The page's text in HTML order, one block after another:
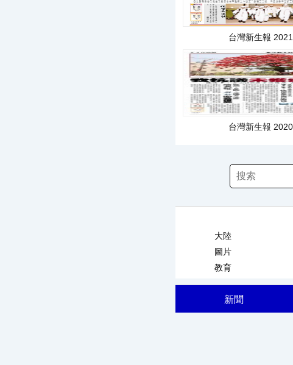
台灣新生報
台灣新生報
大陸
圖片
教育
新聞